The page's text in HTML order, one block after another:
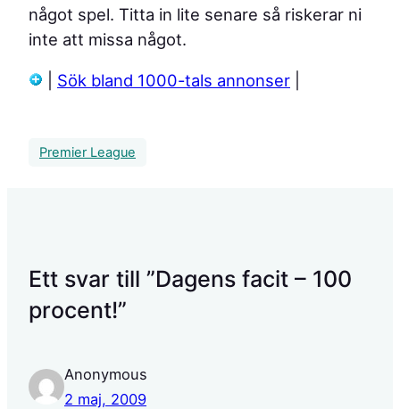
något spel. Titta in lite senare så riskerar ni
inte att missa något.
Sök bland 1000-tals annonser
Premier League
Ett svar till ”Dagens facit – 100
procent!”
Anonymous
2 maj, 2009